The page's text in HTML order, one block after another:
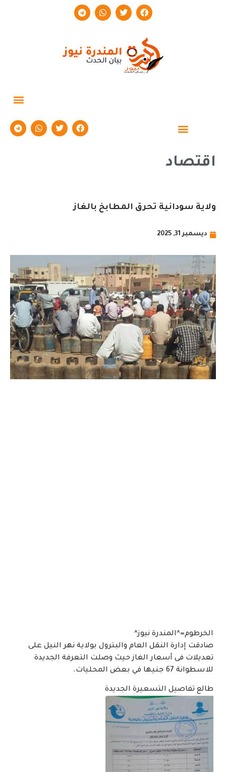
اقتصاد
ولاية سودانية تحرق المطابخ بالغاز
ديسمبر 31, 2025
الخرطوم=^المندرة نيوز^
صادقت إدارة النقل العام والبترول بولاية نهر النيل على
تعديلات فى أسعار الغاز حيث وصلت التعرفة الجديدة
للاسطوانة 67 جنيها في بعض المحليات.
طالع تفاصيل التسعيرة الجديدة